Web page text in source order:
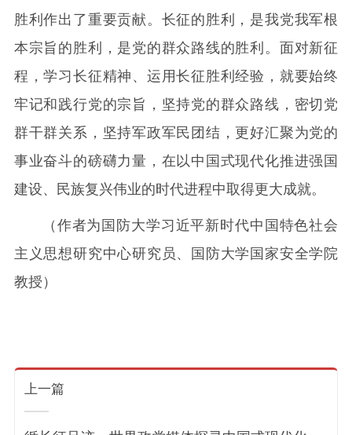
胜利作出了重要贡献。长征的胜利，是我党我军根
本宗旨的胜利，是党的群众路线的胜利。面对新征
程，学习长征精神、运用长征胜利经验，就要始终
牢记和践行党的宗旨，坚持党的群众路线，密切党
群干群关系，坚持军政军民团结，更好汇聚为党的
事业奋斗的磅礴力量，在以中国式现代化推进强国
建设、民族复兴伟业的时代进程中取得更大成就。
（作者为国防大学习近平新时代中国特色社会
主义思想研究中心研究员、国防大学国家安全学院
教授）
上一篇